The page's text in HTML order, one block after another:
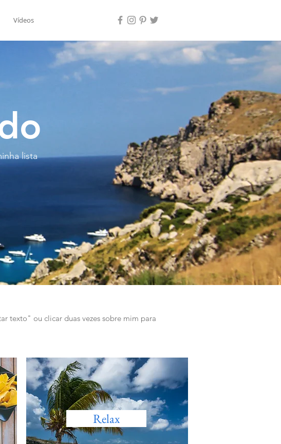
Vídeos
lista
texto" ou clicar duas vezes sobre mim para
Relax